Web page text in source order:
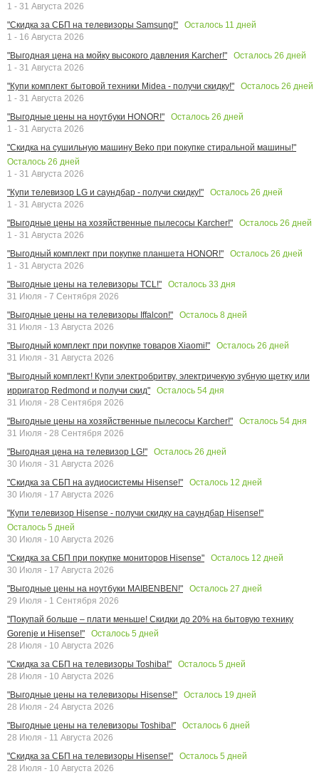
1 - 31 Августа 2026
"Скидка за СБП на телевизоры Samsung!"
Осталось 11 дней
1 - 16 Августа 2026
"Выгодная цена на мойку высокого давления Karcher!"
Осталось 26 дней
1 - 31 Августа 2026
"Купи комплект бытовой техники Midea - получи скидку!"
Осталось 26 дней
1 - 31 Августа 2026
"Выгодные цены на ноутбуки HONOR!"
Осталось 26 дней
1 - 31 Августа 2026
"Скидка на сушильную машину Beko при покупке стиральной машины!"
Осталось 26 дней
1 - 31 Августа 2026
"Купи телевизор LG и саундбар - получи скидку!"
Осталось 26 дней
1 - 31 Августа 2026
"Выгодные цены на хозяйственные пылесосы Karcher!"
Осталось 26 дней
1 - 31 Августа 2026
"Выгодный комплект при покупке планшета HONOR!"
Осталось 26 дней
1 - 31 Августа 2026
"Выгодные цены на телевизоры TCL!"
Осталось 33 дня
31 Июля - 7 Сентября 2026
"Выгодные цены на телевизоры Iffalcon!"
Осталось 8 дней
31 Июля - 13 Августа 2026
"Выгодный комплект при покупке товаров Xiaomi!"
Осталось 26 дней
31 Июля - 31 Августа 2026
"Выгодный комплект! Купи электробритву, электричекую зубную щетку или
ирригатор Redmond и получи скид"
Осталось 54 дня
31 Июля - 28 Сентября 2026
"Выгодные цены на хозяйственные пылесосы Karcher!"
Осталось 54 дня
31 Июля - 28 Сентября 2026
"Выгодная цена на телевизор LG!"
Осталось 26 дней
30 Июля - 31 Августа 2026
"Скидка за СБП на аудиосистемы Hisense!"
Осталось 12 дней
30 Июля - 17 Августа 2026
"Купи телевизор Hisense - получи скидку на саундбар Hisense!"
Осталось 5 дней
30 Июля - 10 Августа 2026
"Скидка за СБП при покупке мониторов Hisense"
Осталось 12 дней
30 Июля - 17 Августа 2026
"Выгодные цены на ноутбуки MAIBENBEN!"
Осталось 27 дней
29 Июля - 1 Сентября 2026
"Покупай больше – плати меньше! Скидки до 20% на бытовую технику
Gorenje и Hisense!"
Осталось 5 дней
28 Июля - 10 Августа 2026
"Скидка за СБП на телевизоры Toshiba!"
Осталось 5 дней
28 Июля - 10 Августа 2026
"Выгодные цены на телевизоры Hisense!"
Осталось 19 дней
28 Июля - 24 Августа 2026
"Выгодные цены на телевизоры Toshiba!"
Осталось 6 дней
28 Июля - 11 Августа 2026
"Скидка за СБП на телевизоры Hisense!"
Осталось 5 дней
28 Июля - 10 Августа 2026